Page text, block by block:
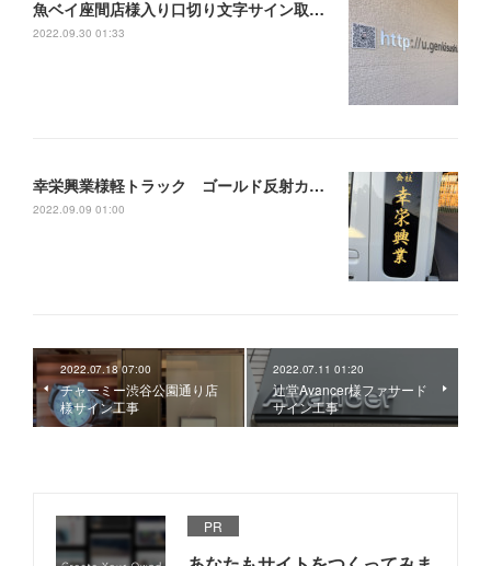
魚ベイ座間店様入り口切り文字サイン取り付け
2022.09.30 01:33
幸栄興業様軽トラック ゴールド反射カッティングシート製作施工
2022.09.09 01:00
2022.07.18 07:00
チャーミー渋谷公園通り店
様サイン工事
2022.07.11 01:20
辻堂Avancer様ファサード
サイン工事
PR